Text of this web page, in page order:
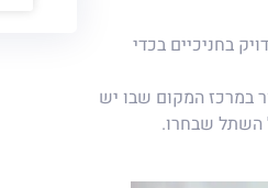
בחניכיים בכדי
במרכז המקום שבו יש
השתל שבחרו.